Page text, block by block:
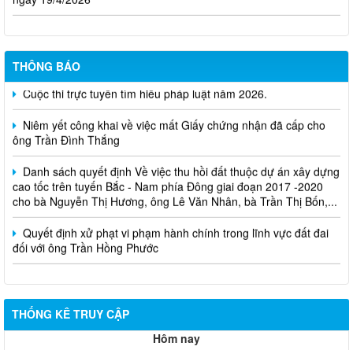
THÔNG BÁO
Cuộc thi trực tuyến tìm hiểu pháp luật năm 2026.
Niêm yết công khai về việc mất Giấy chứng nhận đã cấp cho
ông Trần Đình Thắng
Danh sách quyết định Về việc thu hồi đất thuộc dự án xây dựng
cao tốc trên tuyến Bắc - Nam phía Đông giai đoạn 2017 -2020
cho bà Nguyễn Thị Hương, ông Lê Văn Nhân, bà Trần Thị Bốn,...
Quyết định xử phạt vi phạm hành chính trong lĩnh vực đất đai
đối với ông Trần Hồng Phước
THỐNG KÊ TRUY CẬP
Hôm nay